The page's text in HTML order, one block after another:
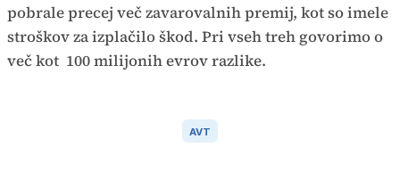
pobrale precej več zavarovalnih premij, kot so imele
stroškov za izplačilo škod. Pri vseh treh govorimo o
več kot 100 milijonih evrov razlike.
AVT